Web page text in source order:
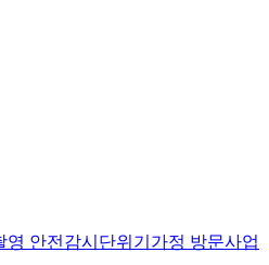
영 안전감시단위기가정 방문사업